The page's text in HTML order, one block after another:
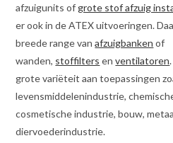
afzuigunits of grote stof afzuig
er ook in de ATEX uitvoeringen.
breede range vanafzuigbanken of
wanden, stoffilters enventilatoren
grote variëteit aan toepassingen
levensmiddelenindustrie,
cosmetische industrie, bouw,
diervoederindustrie.